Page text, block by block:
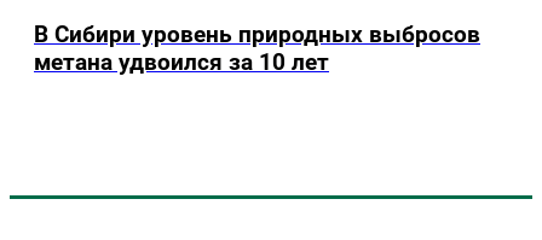
В Сибири уровень природных выбросов
метана удвоился за 10 лет